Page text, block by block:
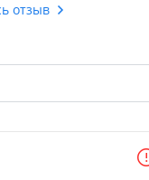
у механика. Т. К был
GDI у корейских авто,
руках проедет долго.
оказалась проблемной
отзыв